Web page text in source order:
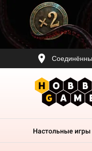
Настольные игры